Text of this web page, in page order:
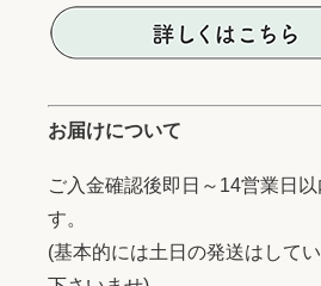
お届けについて
ご入金確認後即日～14営業日
す。
(基本的には土日の発送はして